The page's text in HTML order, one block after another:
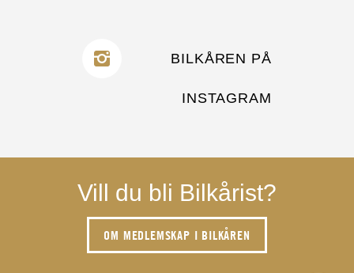
BILKÅREN PÅ
INSTAGRAM
Vill du bli Bilkårist?
OM MEDLEMSKAP I BILKÅREN